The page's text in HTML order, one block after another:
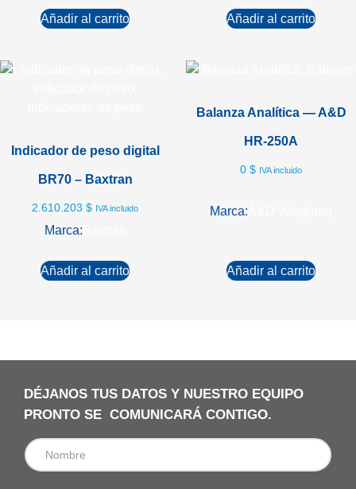
Añadir al carrito Añadir al carrito
Indicador de peso digital
BR70 – Baxtran
2.610.203 $ IVA incluido
Marca:
Añadir al carrito
Balanza Analítica — A&D
HR-250A
0 $ IVA incluido
Marca:
Añadir al carrito
DÉJANOS TUS DATOS Y NUESTRO EQUIPO
PRONTO SE COMUNICARÁ CONTIGO.